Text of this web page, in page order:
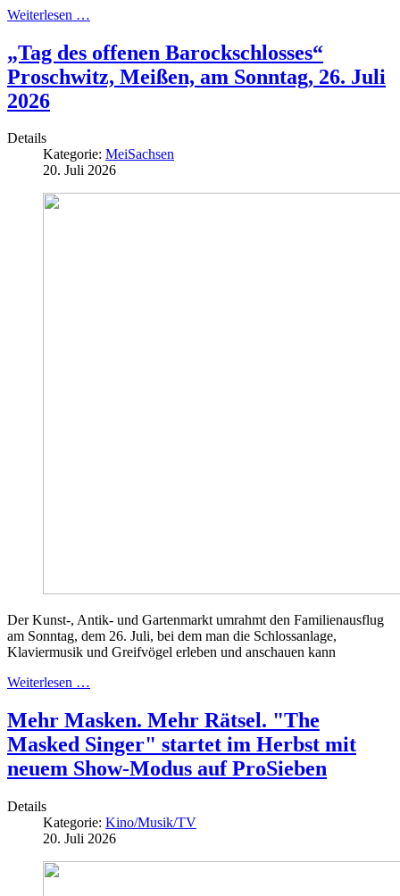
Weiterlesen …
„Tag des offenen Barockschlosses“
Proschwitz, Meißen, am Sonntag, 26. Juli
2026
Details
Kategorie: MeiSachsen
20. Juli 2026
Der Kunst-, Antik- und Gartenmarkt umrahmt den Familienausflug
am Sonntag, dem 26. Juli, bei dem man die Schlossanlage,
Klaviermusik und Greifvögel erleben und anschauen kann
Weiterlesen …
Mehr Masken. Mehr Rätsel. "The
Masked Singer" startet im Herbst mit
neuem Show-Modus auf ProSieben
Details
Kategorie: Kino/Musik/TV
20. Juli 2026